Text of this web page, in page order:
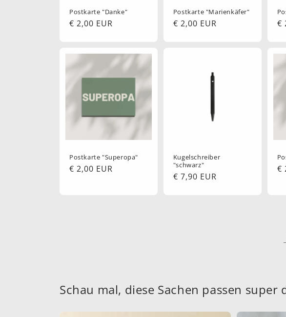
Postkarte "Danke"
Normaler
€ 2,00 EUR
Postkarte "Marienkäfer"
Normaler
€ 2,00 EUR €
Postkarte "Superopa"
Normaler
€ 2,00 EUR
Kugelschreiber
"schwarz"
Normaler
€ 7,90 EUR
€
Schau mal, diese Sachen passen super